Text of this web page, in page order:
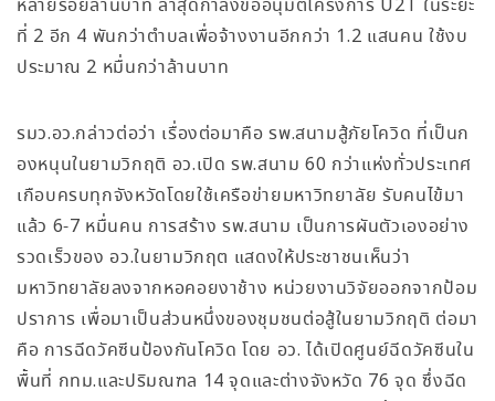
หลายร้อยล้านบาท ล่าสุดกำลังขออนุมัติโครงการ U2T ในระยะ
ที่ 2 อีก 4 พันกว่าตำบลเพื่อจ้างงานอีกกว่า 1.2 แสนคน ใช้งบ
ประมาณ 2 หมื่นกว่าล้านบาท
รมว.อว.กล่าวต่อว่า เรื่องต่อมาคือ รพ.สนามสู้ภัยโควิด ที่เป็นก
องหนุนในยามวิกฤติ อว.เปิด รพ.สนาม 60 กว่าแห่งทั่วประเทศ
เกือบครบทุกจังหวัดโดยใช้เครือข่ายมหาวิทยาลัย รับคนไข้มา
แล้ว 6-7 หมื่นคน การสร้าง รพ.สนาม เป็นการผันตัวเองอย่าง
รวดเร็วของ อว.ในยามวิกฤต แสดงให้ประชาชนเห็นว่า
มหาวิทยาลัยลงจากหอคอยงาช้าง หน่วยงานวิจัยออกจากป้อม
ปราการ เพื่อมาเป็นส่วนหนึ่งของชุมชนต่อสู้ในยามวิกฤติ ต่อมา
คือ การฉีดวัคซีนป้องกันโควิด โดย อว. ได้เปิดศูนย์ฉีดวัคซีนใน
พื้นที่ กทม.และปริมณฑล 14 จุดและต่างจังหวัด 76 จุด ซึ่งฉีด